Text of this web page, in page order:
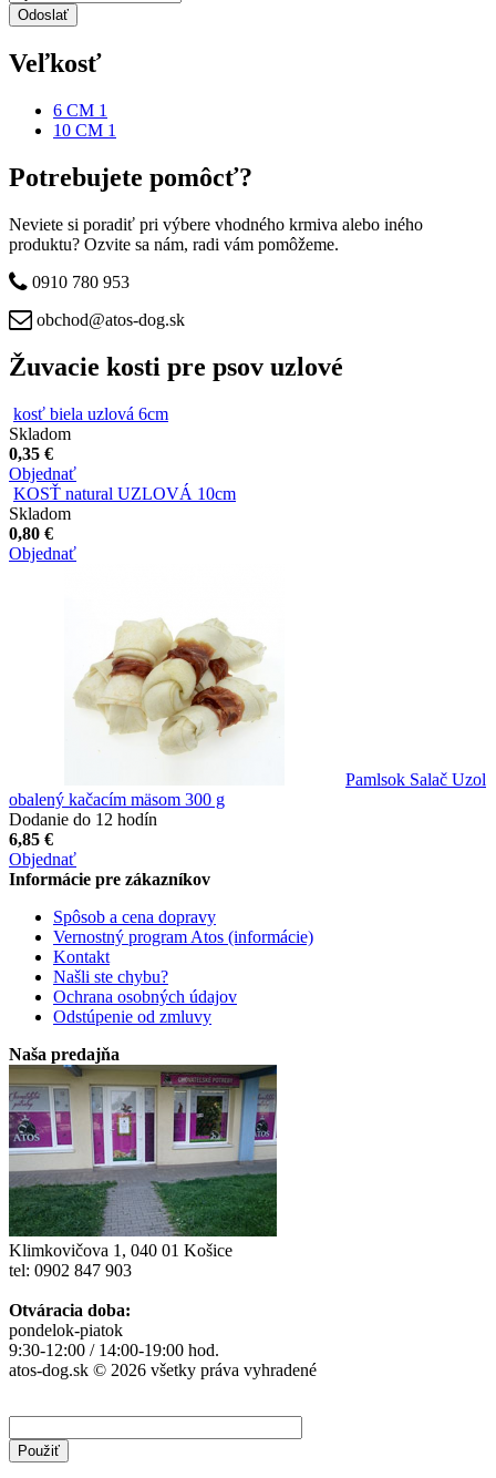
Veľkosť
6 CM 1
10 CM 1
Potrebujete pomôcť?
Neviete si poradiť pri výbere vhodného krmiva alebo iného
produktu? Ozvite sa nám, radi vám pomôžeme.
0910 780 953
obchod@atos-dog.sk
Žuvacie kosti pre psov uzlové
kosť biela uzlová 6cm
Skladom
0,35 €
Objednať
KOSŤ natural UZLOVÁ 10cm
Skladom
0,80 €
Objednať
Pamlsok Salač Uzol
obalený kačacím mäsom 300 g
Dodanie do 12 hodín
6,85 €
Objednať
Informácie pre zákazníkov
Spôsob a cena dopravy
Vernostný program Atos (informácie)
Kontakt
Našli ste chybu?
Ochrana osobných údajov
Odstúpenie od zmluvy
Naša predajňa
Klimkovičova 1, 040 01 Košice
tel: 0902 847 903
Otváracia doba:
pondelok-piatok
9:30-12:00 / 14:00-19:00 hod.
atos-dog.sk © 2026 všetky práva vyhradené